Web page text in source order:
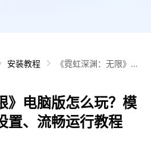
安装教程
《霓虹深渊：无限》电
行教程
》电脑版怎么玩？模
置、流畅运行教程